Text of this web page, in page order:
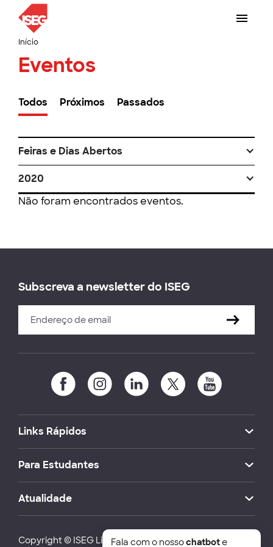
Início
Eventos
Todos Próximos Passados
Feiras e Dias Abertos
2020
Não foram encontrados eventos.
Subscreva a newsletter do ISEG
Links Rápidos
Para Estudantes
Atualidade
Copyright © ISEG Lisbon School of Economics and
Fala com o nossochatbote